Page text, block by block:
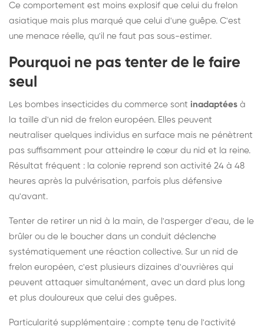
Ce comportement est moins explosif que celui du frelon
asiatique mais plus marqué que celui d'une guêpe. C'est
une menace réelle, qu'il ne faut pas sous-estimer.
Pourquoi ne pas tenter de le faire
seul
Les bombes insecticides du commerce sont inadaptées à
la taille d'un nid de frelon européen. Elles peuvent
neutraliser quelques individus en surface mais ne pénètrent
pas suffisamment pour atteindre le cœur du nid et la reine.
Résultat fréquent : la colonie reprend son activité 24 à 48
heures après la pulvérisation, parfois plus défensive
qu'avant.
Tenter de retirer un nid à la main, de l'asperger d'eau, de le
brûler ou de le boucher dans un conduit déclenche
systématiquement une réaction collective. Sur un nid de
frelon européen, c'est plusieurs dizaines d'ouvrières qui
peuvent attaquer simultanément, avec un dard plus long
et plus douloureux que celui des guêpes.
Particularité supplémentaire : compte tenu de l'activité